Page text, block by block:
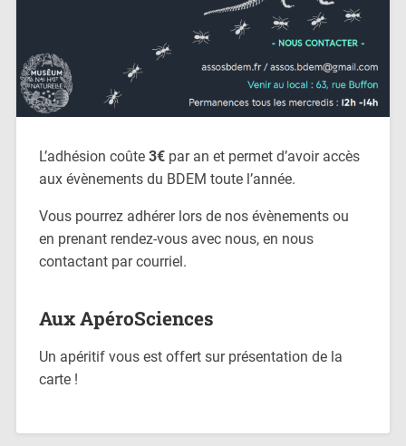
L’adhésion coûte 3€par an et permet d’avoir accès
aux évènements du BDEM toute l’année.
Vous pourrez adhérer lors de nos évènements ou
en prenant rendez-vous avec nous, en nous
contactant par courriel.
Aux ApéroSciences
Un apéritif vous est offert sur présentation de la
carte !